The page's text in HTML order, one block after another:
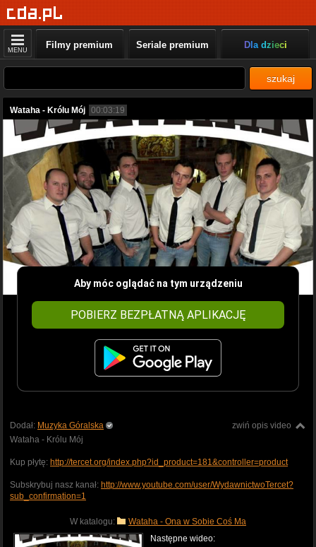
MENU Filmy premium Seriale premium Dla dzieci
szukaj
Wataha - Królu Mój 00:03:19
Aby móc oglądać na tym urządzeniu
POBIERZ BEZPŁATNĄ APLIKACJĘ
zwiń opis video
Dodał: Muzyka Góralska
Wataha - Królu Mój
Kup płytę: http://tercet.org/index.php?id_product=181&controller=product
Subskrybuj nasz kanał: http://www.youtube.com/user/WydawnictwoTercet?
sub_confirmation=1
W katalogu: Wataha - Ona w Sobie Coś Ma
Następne wideo: